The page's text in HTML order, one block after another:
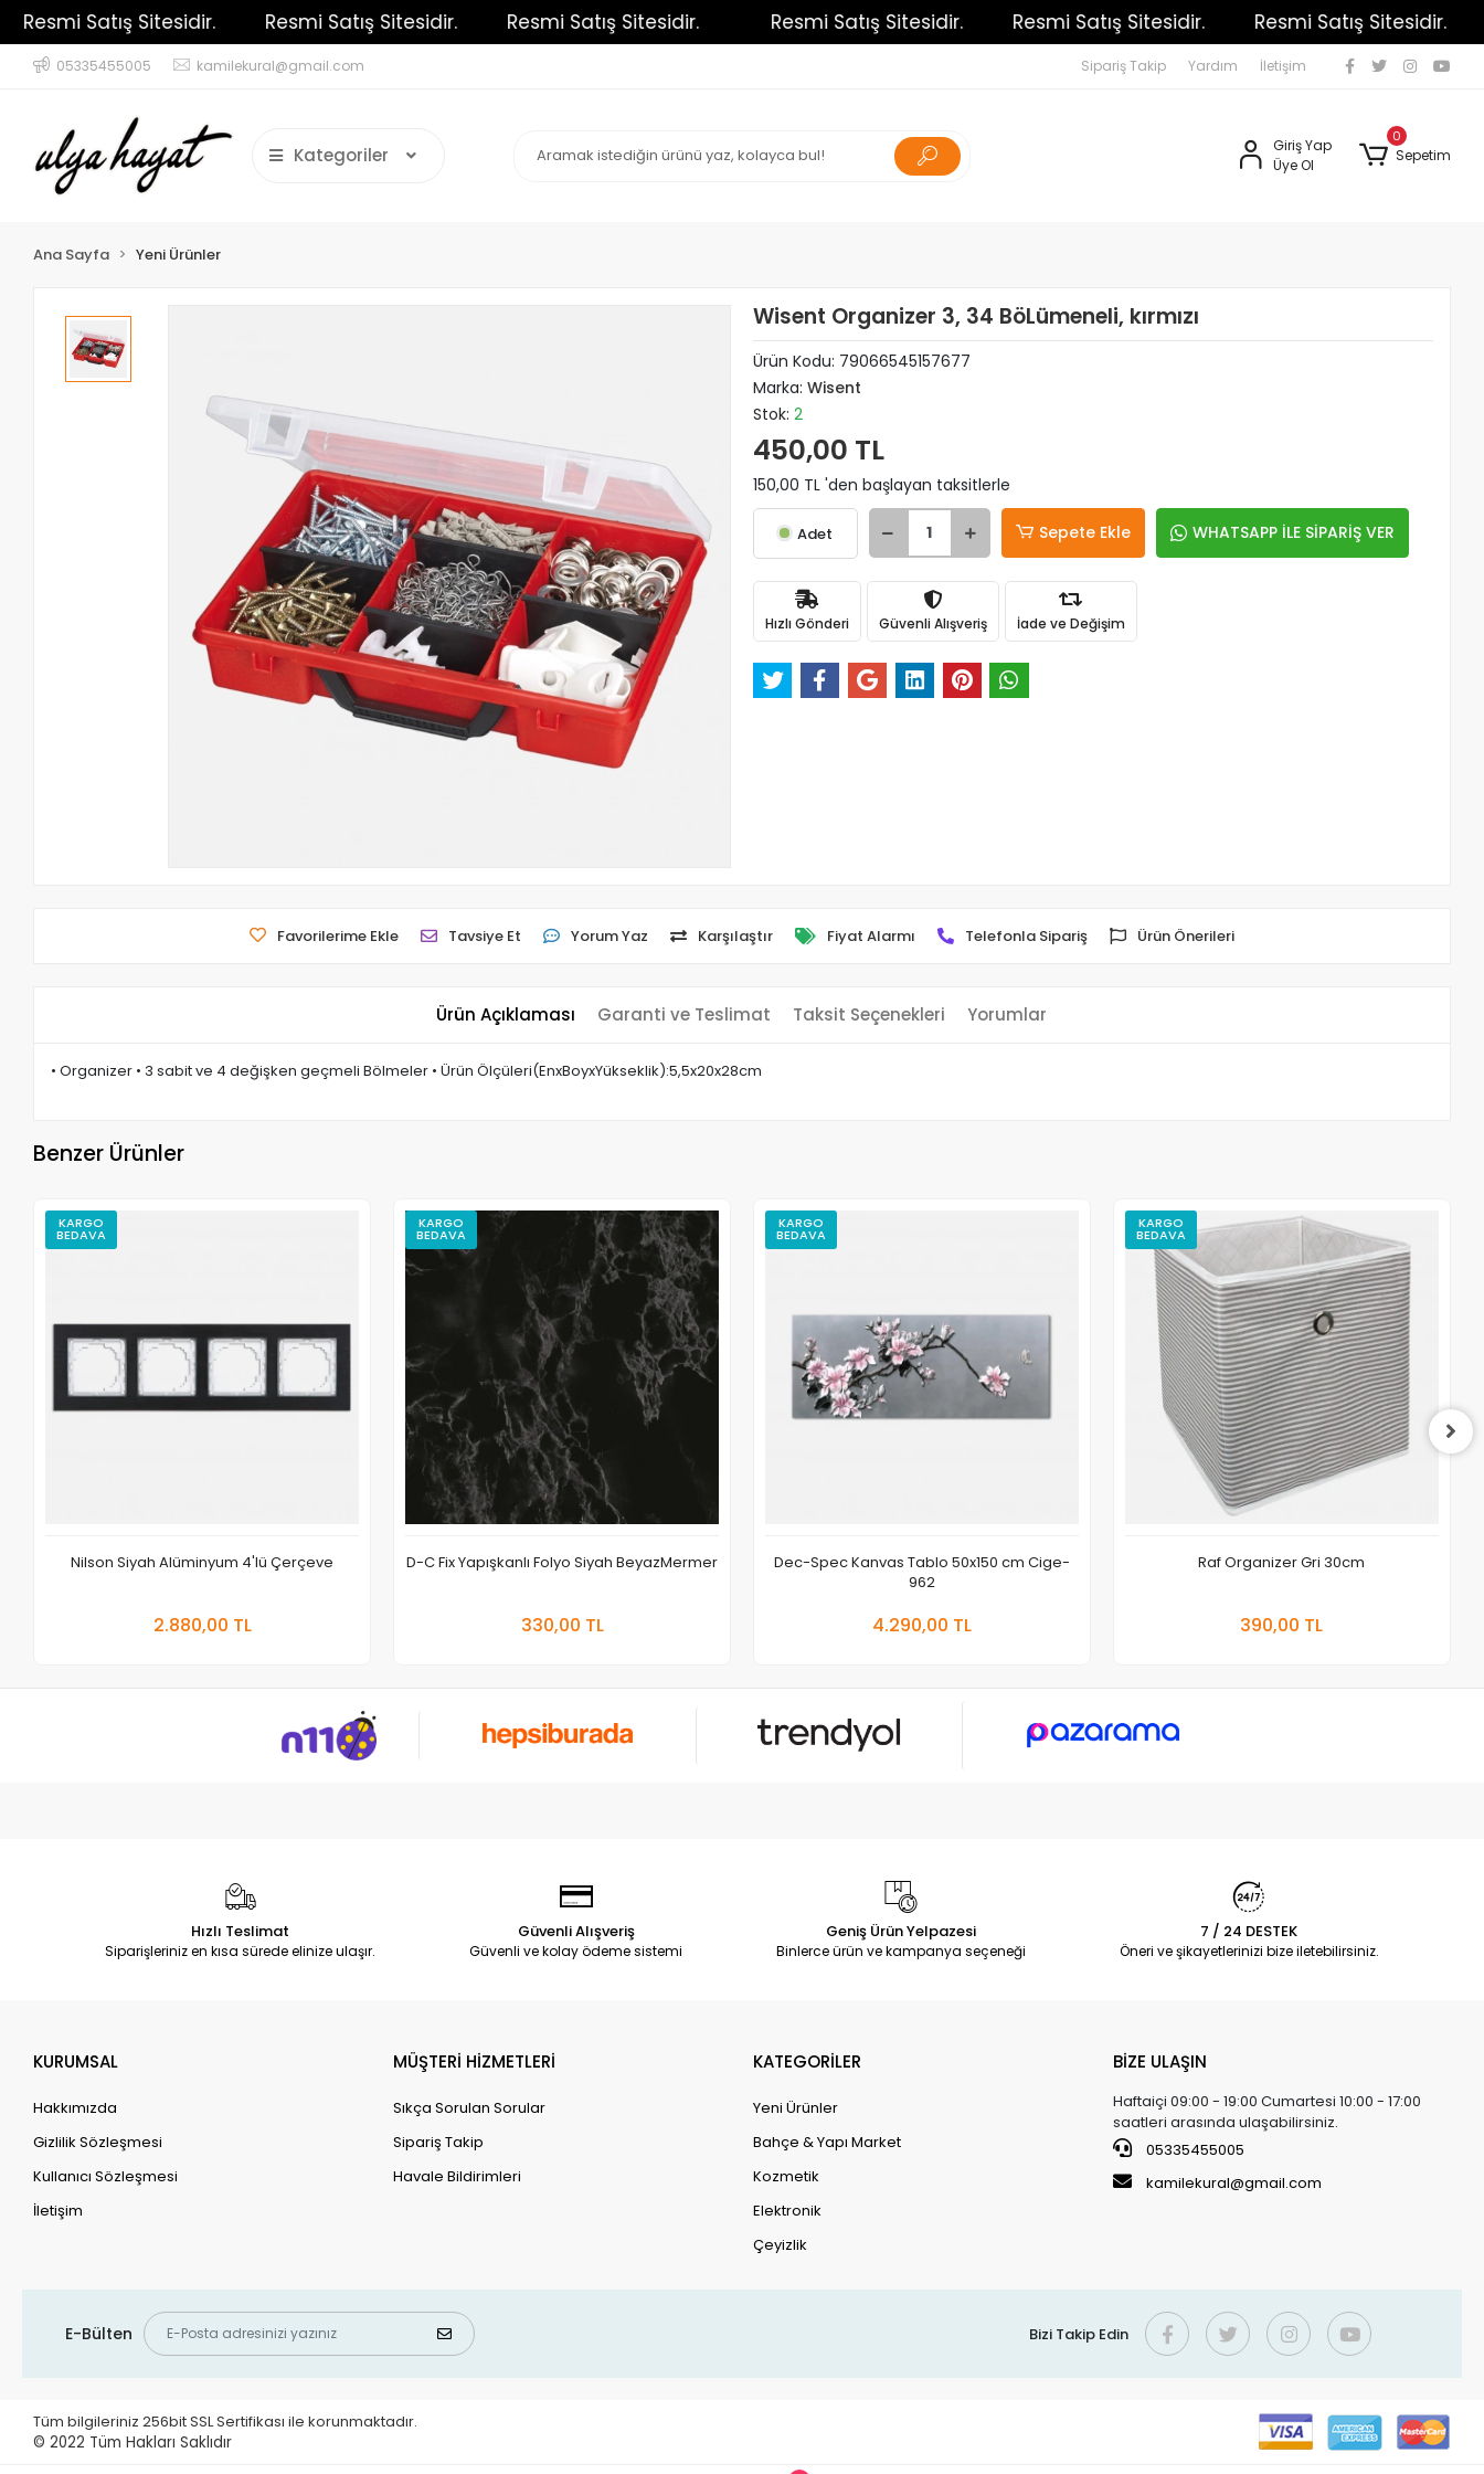
Satış Sitesidir. Resmi Satış Sitesidir. Resmi Satış Sitesidir. Resmi Satış Sitesidir. Resmi Satış Sitesidir. Resmi Satış Sitesidir.
05335455005 kamilekural@gmail.com Sipariş Takip Yardım İletişim
Kategoriler
Giriş Yap
Üye Ol
0
Sepetim
Ana Sayfa Yeni Ürünler
Wisent Organizer 3, 34 BöLümeneli, kırmızı
Ürün Kodu: 79066545157677
Marka: Wisent
Stok: 2
450,00 TL
150,00 TL 'den başlayan taksitlerle
Adet Sepete Ekle WHATSAPP İLE SİPARİŞ VER
Hızlı Gönderi Güvenli Alışveriş İade ve Değişim
Favorilerime Ekle Tavsiye Et Yorum Yaz Karşılaştır Fiyat Alarmı Telefonla Sipariş Ürün Önerileri
Ürün Açıklaması Garanti ve Teslimat Taksit Seçenekleri Yorumlar
• Organizer • 3 sabit ve 4 değişken geçmeli Bölmeler • Ürün Ölçüleri(EnxBoyxYükseklik):5,5x20x28cm
Benzer Ürünler
KARGO
BEDAVA
Nilson Siyah Alüminyum 4'lü Çerçeve
2.880,00 TL
KARGO
BEDAVA
D-C Fix Yapışkanlı Folyo Siyah BeyazMermer
330,00 TL
KARGO
BEDAVA
Dec-Spec Kanvas Tablo 50x150 cm Cige-
962
4.290,00 TL
KARGO
BEDAVA
Raf Organizer Gri 30cm
390,00 TL
Hızlı Teslimat
Siparişleriniz en kısa sürede elinize ulaşır.
Güvenli Alışveriş
Güvenli ve kolay ödeme sistemi
Geniş Ürün Yelpazesi
Binlerce ürün ve kampanya seçeneği
7 / 24 DESTEK
Öneri ve şikayetlerinizi bize iletebilirsiniz.
KURUMSAL
Hakkımızda
Gizlilik Sözleşmesi
Kullanıcı Sözleşmesi
İletişim
MÜŞTERİ HİZMETLERİ
Sıkça Sorulan Sorular
Sipariş Takip
Havale Bildirimleri
KATEGORİLER
Yeni Ürünler
Bahçe & Yapı Market
Kozmetik
Elektronik
Çeyizlik
BİZE ULAŞIN
Haftaiçi 09:00 - 19:00 Cumartesi 10:00 - 17:00
saatleri arasında ulaşabilirsiniz.
05335455005
kamilekural@gmail.com
E-Bülten Bizi Takip Edin
Tüm bilgileriniz 256bit SSL Sertifikası ile korunmaktadır.
© 2022 Tüm Hakları Saklıdır